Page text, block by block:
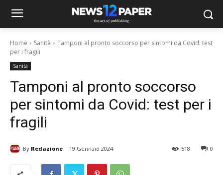
Home Sanità
Tamponi al pronto soccorso per sintomi da Covid: test
per i fragili
Sanità
Tamponi al pronto soccorso
per sintomi da Covid: test per i
fragili
By Redazione 19 Gennaio 2024 0
518